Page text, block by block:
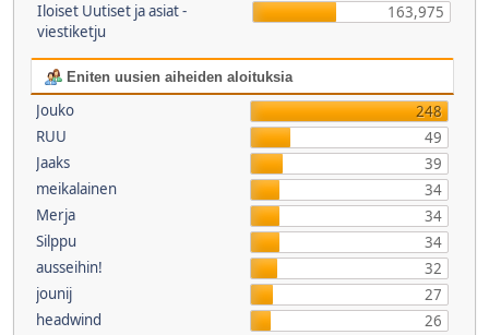
Iloiset Uutiset ja asiat -
viestiketju
163,975
Eniten uusien aiheiden aloituksia
Jouko
248
RUU
49
Jaaks
39
meikalainen
34
Merja
34
Silppu
34
ausseihin!
32
jounij
27
headwind
26